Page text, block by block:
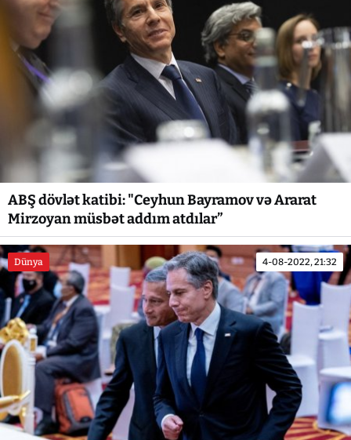
ABŞ dövlət katibi: "Ceyhun Bayramov və Ararat
Mirzoyan müsbət addım atdılar”
Dünya 4-08-2022, 21:32